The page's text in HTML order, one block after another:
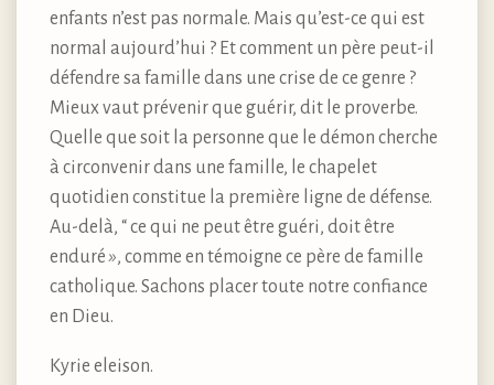
enfants n’est pas normale. Mais qu’est-ce qui est
normal aujourd’hui ? Et comment un père peut-il
défendre sa famille dans une crise de ce genre ?
Mieux vaut prévenir que guérir, dit le proverbe.
Quelle que soit la personne que le démon cherche
à circonvenir dans une famille, le chapelet
quotidien constitue la première ligne de défense.
Au-delà, “ce qui ne peut être guéri, doit être
enduré», comme en témoigne ce père de famille
catholique. Sachons placer toute notre confiance
en Dieu.
Kyrie eleison.